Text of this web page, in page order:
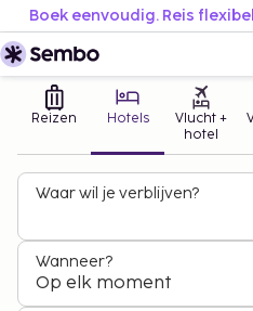
Boek eenvoudig. Reis
Reizen Hotels
Vlucht +
hotel
Waar wil je verblijven?
Wanneer?
Op elk moment